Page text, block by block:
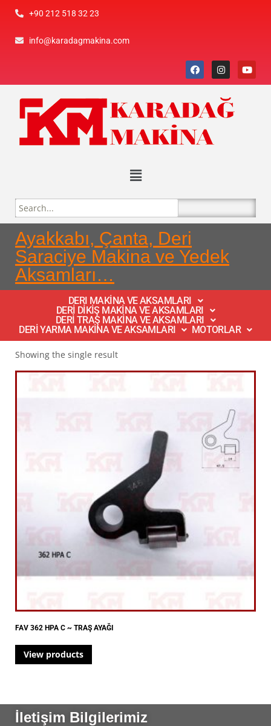
+90 212 518 32 23
info@karadagmakina.com
Ayakkabı, Çanta, Deri
Saraciye Makina ve Yedek
Aksamları…
DERI MAKİNA VE AKSAMLARI
DERİ DİKİŞ MAKİNA VE AKSAMLARI
DERİ TRAŞ MAKİNA VE AKSAMLARI
DERİ YARMA MAKİNA VE AKSAMLARI
MOTORLAR
Showing the single result
FAV 362 HPA C ~ TRAŞ AYAĞI
View products
İletişim Bilgilerimiz